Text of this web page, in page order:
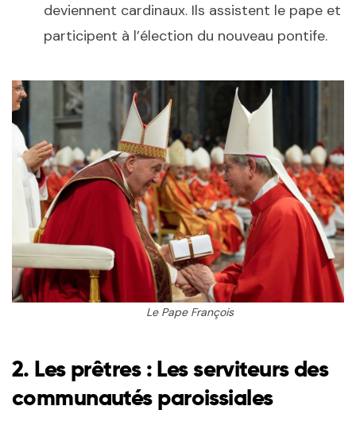
deviennent cardinaux. Ils assistent le pape et
participent à l’élection du nouveau pontife.
Le Pape François
2. Les prêtres : Les serviteurs des
communautés paroissiales